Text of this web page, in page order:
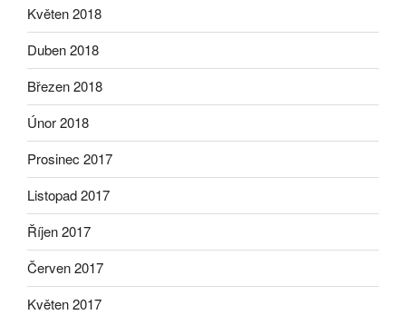
Květen 2018
Duben 2018
Březen 2018
Únor 2018
Prosinec 2017
Listopad 2017
Říjen 2017
Červen 2017
Květen 2017